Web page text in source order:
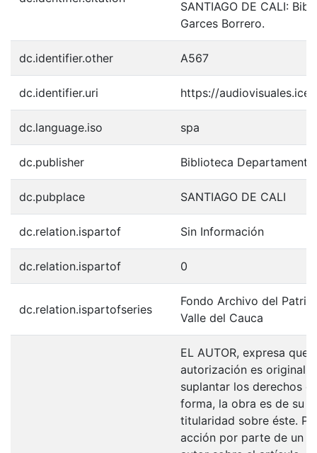
SANTIAGO DE CALI:
Garces Borrero.
dc.identifier.other A567
dc.identifier.uri https://
dc.language.iso spa
dc.publisher Biblioteca
dc.pubplace SANTIAGO DE CALI
dc.relation.ispartof Sin Información
dc.relation.ispartof 0
dc.relation.ispartofseries
Fondo Archivo del
Valle del Cauca
EL AUTOR, expresa
autorización es original
suplantar los derechos
forma, la obra es de su
titularidad sobre éste.
acción por parte de un